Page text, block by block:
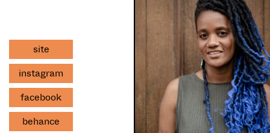
site
instagram
facebook
behance